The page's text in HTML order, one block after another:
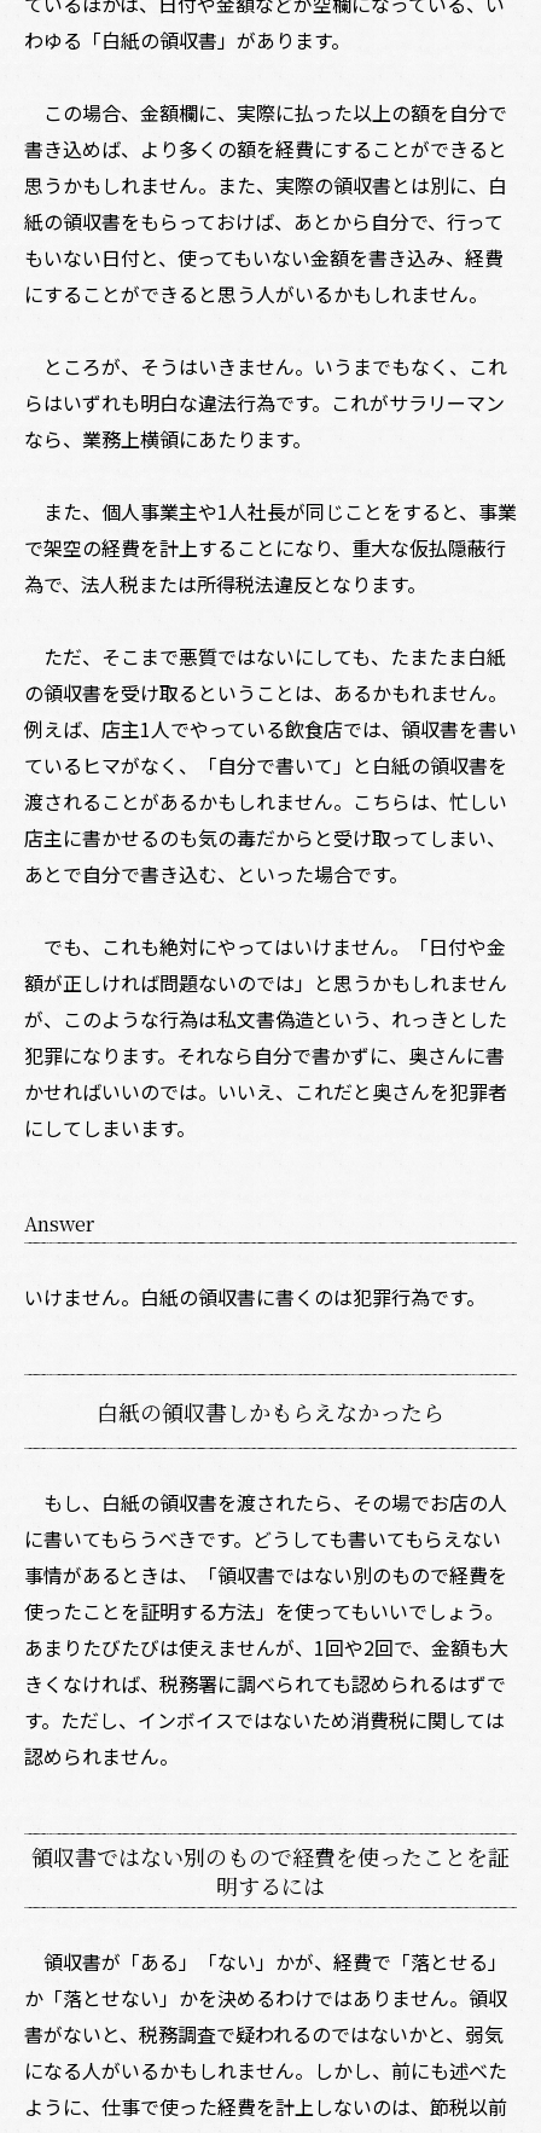
わゆる「白紙の領収書」があります。
この場合、金額欄に、実際に払った以上の額を自分で
書き込めば、より多くの額を経費にすることができると
思うかもしれません。また、実際の領収書とは別に、白
紙の領収書をもらっておけば、あとから自分で、行って
もいない日付と、使ってもいない金額を書き込み、経費
にすることができると思う人がいるかもしれません。
ところが、そうはいきません。いうまでもなく、これ
らはいずれも明白な違法行為です。これがサラリーマン
なら、業務上横領にあたります。
また、個人事業主や1人社長が同じことをすると、事業
で架空の経費を計上することになり、重大な仮払隠蔽行
為で、法人税または所得税法違反となります。
ただ、そこまで悪質ではないにしても、たまたま白紙
の領収書を受け取るということは、あるかもれません。
例えば、店主1人でやっている飲食店では、領収書を書い
ているヒマがなく、「自分で書いて」と白紙の領収書を
渡されることがあるかもしれません。こちらは、忙しい
店主に書かせるのも気の毒だからと受け取ってしまい、
あとで自分で書き込む、といった場合です。
でも、これも絶対にやってはいけません。「日付や金
額が正しければ問題ないのでは」と思うかもしれません
が、このような行為は私文書偽造という、れっきとした
犯罪になります。それなら自分で書かずに、奥さんに書
かせればいいのでは――。いいえ、これだと奥さんを犯罪者
にしてしまいます。
Answer
いけません。白紙の領収書に書くのは犯罪行為です。
白紙の領収書しかもらえなかったら
もし、白紙の領収書を渡されたら、その場でお店の人
に書いてもらうべきです。どうしても書いてもらえない
事情があるときは、「領収書ではない別のもので経費を
使ったことを証明する方法」を使ってもいいでしょう。
あまりたびたびは使えませんが、1回や2回で、金額も大
きくなければ、税務署に調べられても認められるはずで
す。ただし、インボイスではないため消費税に関しては
認められません。
領収書ではない別のもので経費を使ったことを証
明するには
領収書が「ある」「ない」かが、経費で「落とせる」
か「落とせない」かを決めるわけではありません。領収
書がないと、税務調査で疑われるのではないかと、弱気
になる人がいるかもしれません。しかし、前にも述べた
ように、仕事で使った経費を計上しないのは、節税以前